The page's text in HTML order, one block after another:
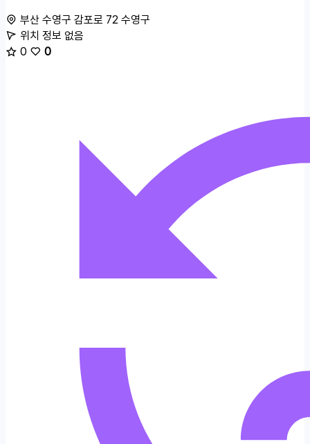
부산 수영구 감포로 72 수영구
위치 정보 없음
0
0